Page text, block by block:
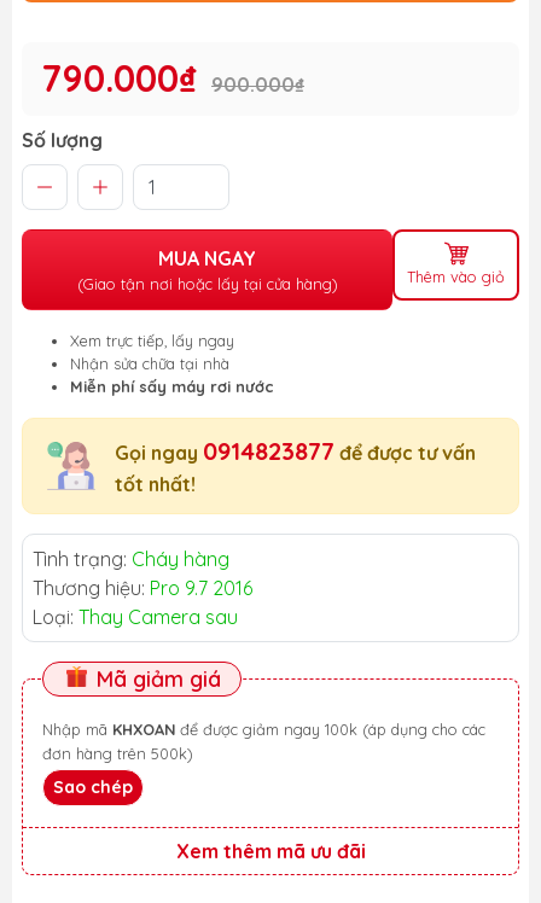
790.000₫ 900.000₫
Số lượng
MUA NGAY
(Giao tận nơi hoặc lấy tại cửa hàng) Thêm vào giỏ
Xem trực tiếp, lấy ngay
Nhận sửa chữa tại nhà
Miễn phí sấy máy rơi nước
Gọi ngay 0914823877 để được tư vấn
tốt nhất!
Tình trạng: Cháy hàng
Thương hiệu: Pro 9.7 2016
Loại: Thay Camera sau
Mã giảm giá
Nhập mã KHXOAN
đơn hàng trên 500k)
Sao chép
Xem thêm mã ưu đãi